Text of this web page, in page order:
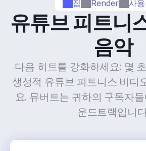
집 Render 사
유튜브 피트니
음악
다음 히트를 강화하세요: 몇
생성적 유튜브 피트니스 비디
요. 뮤버트는 귀하의 구독자
운드트랙입니